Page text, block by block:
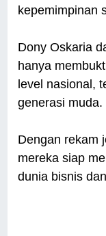
kepemimpinan
Dony Oskaria
hanya
level nasional,
generasi muda.
Dengan rekam
mereka siap
dunia bisnis